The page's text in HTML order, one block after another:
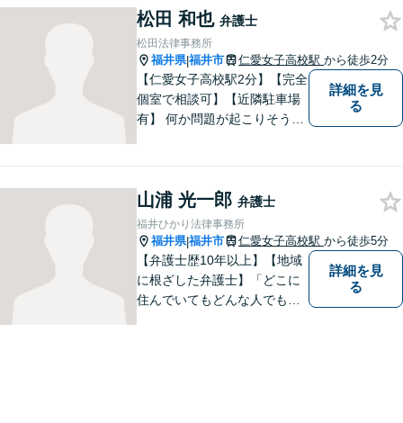
談ください。【著書多数】
松田 和也 弁護士
松田法律事務所
福井県|福井市 仁愛女子高校駅 から徒歩2分
【仁愛女子高校駅2分】【完全
個室で相談可】【近隣駐車場
有】 何か問題が起こりそうと
問に思ったときには、迷わず
すぐにご相談ください。一緒
に解決の方法を考えましょ
う。
詳細を見
る
山浦 光一郎 弁護士
福井ひかり法律事務所
福井県|福井市 仁愛女子高校駅 から徒歩5分
【弁護士歴10年以上】【地域
に根ざした弁護士】「どこに
住んでいてもどんな人でも等
詳細を見
る